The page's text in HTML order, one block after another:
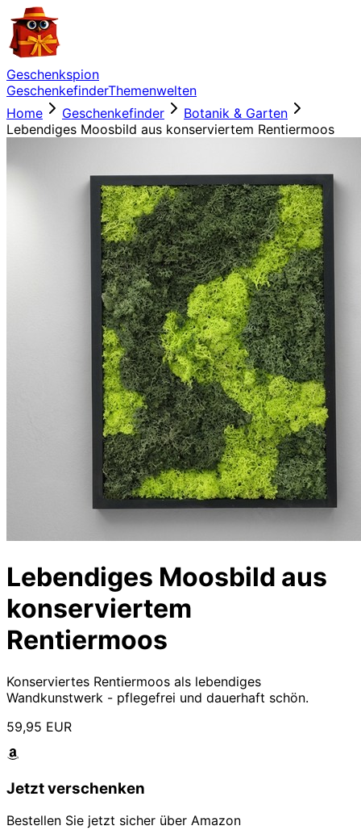
Geschenkspion
GeschenkefinderThemenwelten
Home
Geschenkefinder
Botanik & Garten
Lebendiges Moosbild aus konserviertem Rentiermoos
Lebendiges Moosbild aus
konserviertem
Rentiermoos
Konserviertes Rentiermoos als lebendiges
Wandkunstwerk - pflegefrei und dauerhaft schön.
59,95 EUR
Jetzt verschenken
Bestellen Sie jetzt sicher über Amazon